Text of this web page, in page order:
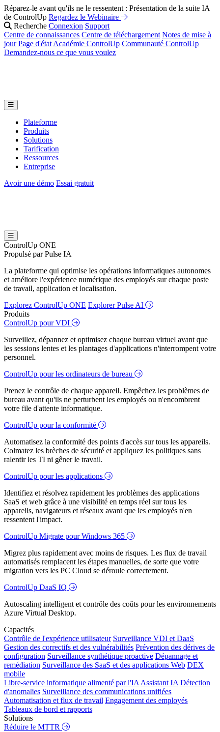
Réparez-le avant qu'ils ne le ressentent : Présentation de la suite IA
de ControlUp Regardez le Webinaire
Recherche Connexion Support
Centre de connaissances Centre de téléchargement Notes de mise à
jour Page d'état Académie ControlUp Communauté ControlUp
Demandez-nous ce que vous voulez
Plateforme
Produits
Solutions
Tarification
Ressources
Entreprise
Avoir une démo Essai gratuit
ControlUp ONE
Propulsé par Pulse IA
La plateforme qui optimise les opérations informatiques autonomes
et améliore l'expérience numérique des employés sur chaque poste
de travail, application et localisation.
Explorez ControlUp ONE Explorer Pulse AI
Produits
ControlUp pour VDI
Surveillez, dépannez et optimisez chaque bureau virtuel avant que
les sessions lentes et les plantages d'applications n'interrompent votre
personnel.
ControlUp pour les ordinateurs de bureau
Prenez le contrôle de chaque appareil. Empêchez les problèmes de
bureau avant qu'ils ne perturbent les employés ou n'encombrent
votre file d'attente informatique.
ControlUp pour la conformité
Automatisez la conformité des points d'accès sur tous les appareils.
Colmatez les brèches de sécurité et appliquez les politiques sans
ralentir les TI ni gêner le travail.
ControlUp pour les applications
Identifiez et résolvez rapidement les problèmes des applications
SaaS et web grâce à une visibilité en temps réel sur tous les
appareils, navigateurs et réseaux avant que les employés n'en
ressentent l'impact.
ControlUp Migrate pour Windows 365
Migrez plus rapidement avec moins de risques. Les flux de travail
automatisés remplacent les étapes manuelles, de sorte que votre
migration vers les PC Cloud se déroule correctement.
ControlUp DaaS IQ
Autoscaling intelligent et contrôle des coûts pour les environnements
Azure Virtual Desktop.
Capacités
Contrôle de l'expérience utilisateur Surveillance VDI et DaaS
Gestion des correctifs et des vulnérabilités Prévention des dérives de
configuration Surveillance synthétique proactive Dépannage et
remédiation Surveillance des SaaS et des applications Web DEX
mobile
Libre-service informatique alimenté par l'IA Assistant IA Détection
d'anomalies Surveillance des communications unifiées
Automatisation et flux de travail Engagement des employés
Tableaux de bord et rapports
Solutions
Réduire le MTTR